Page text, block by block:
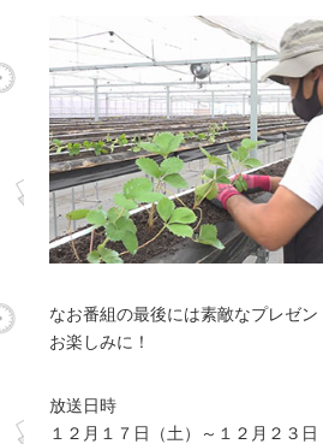
なお番組の最後には素敵なプレゼン
お楽しみに！
放送日時
１２月１７日（土）～１２月２３